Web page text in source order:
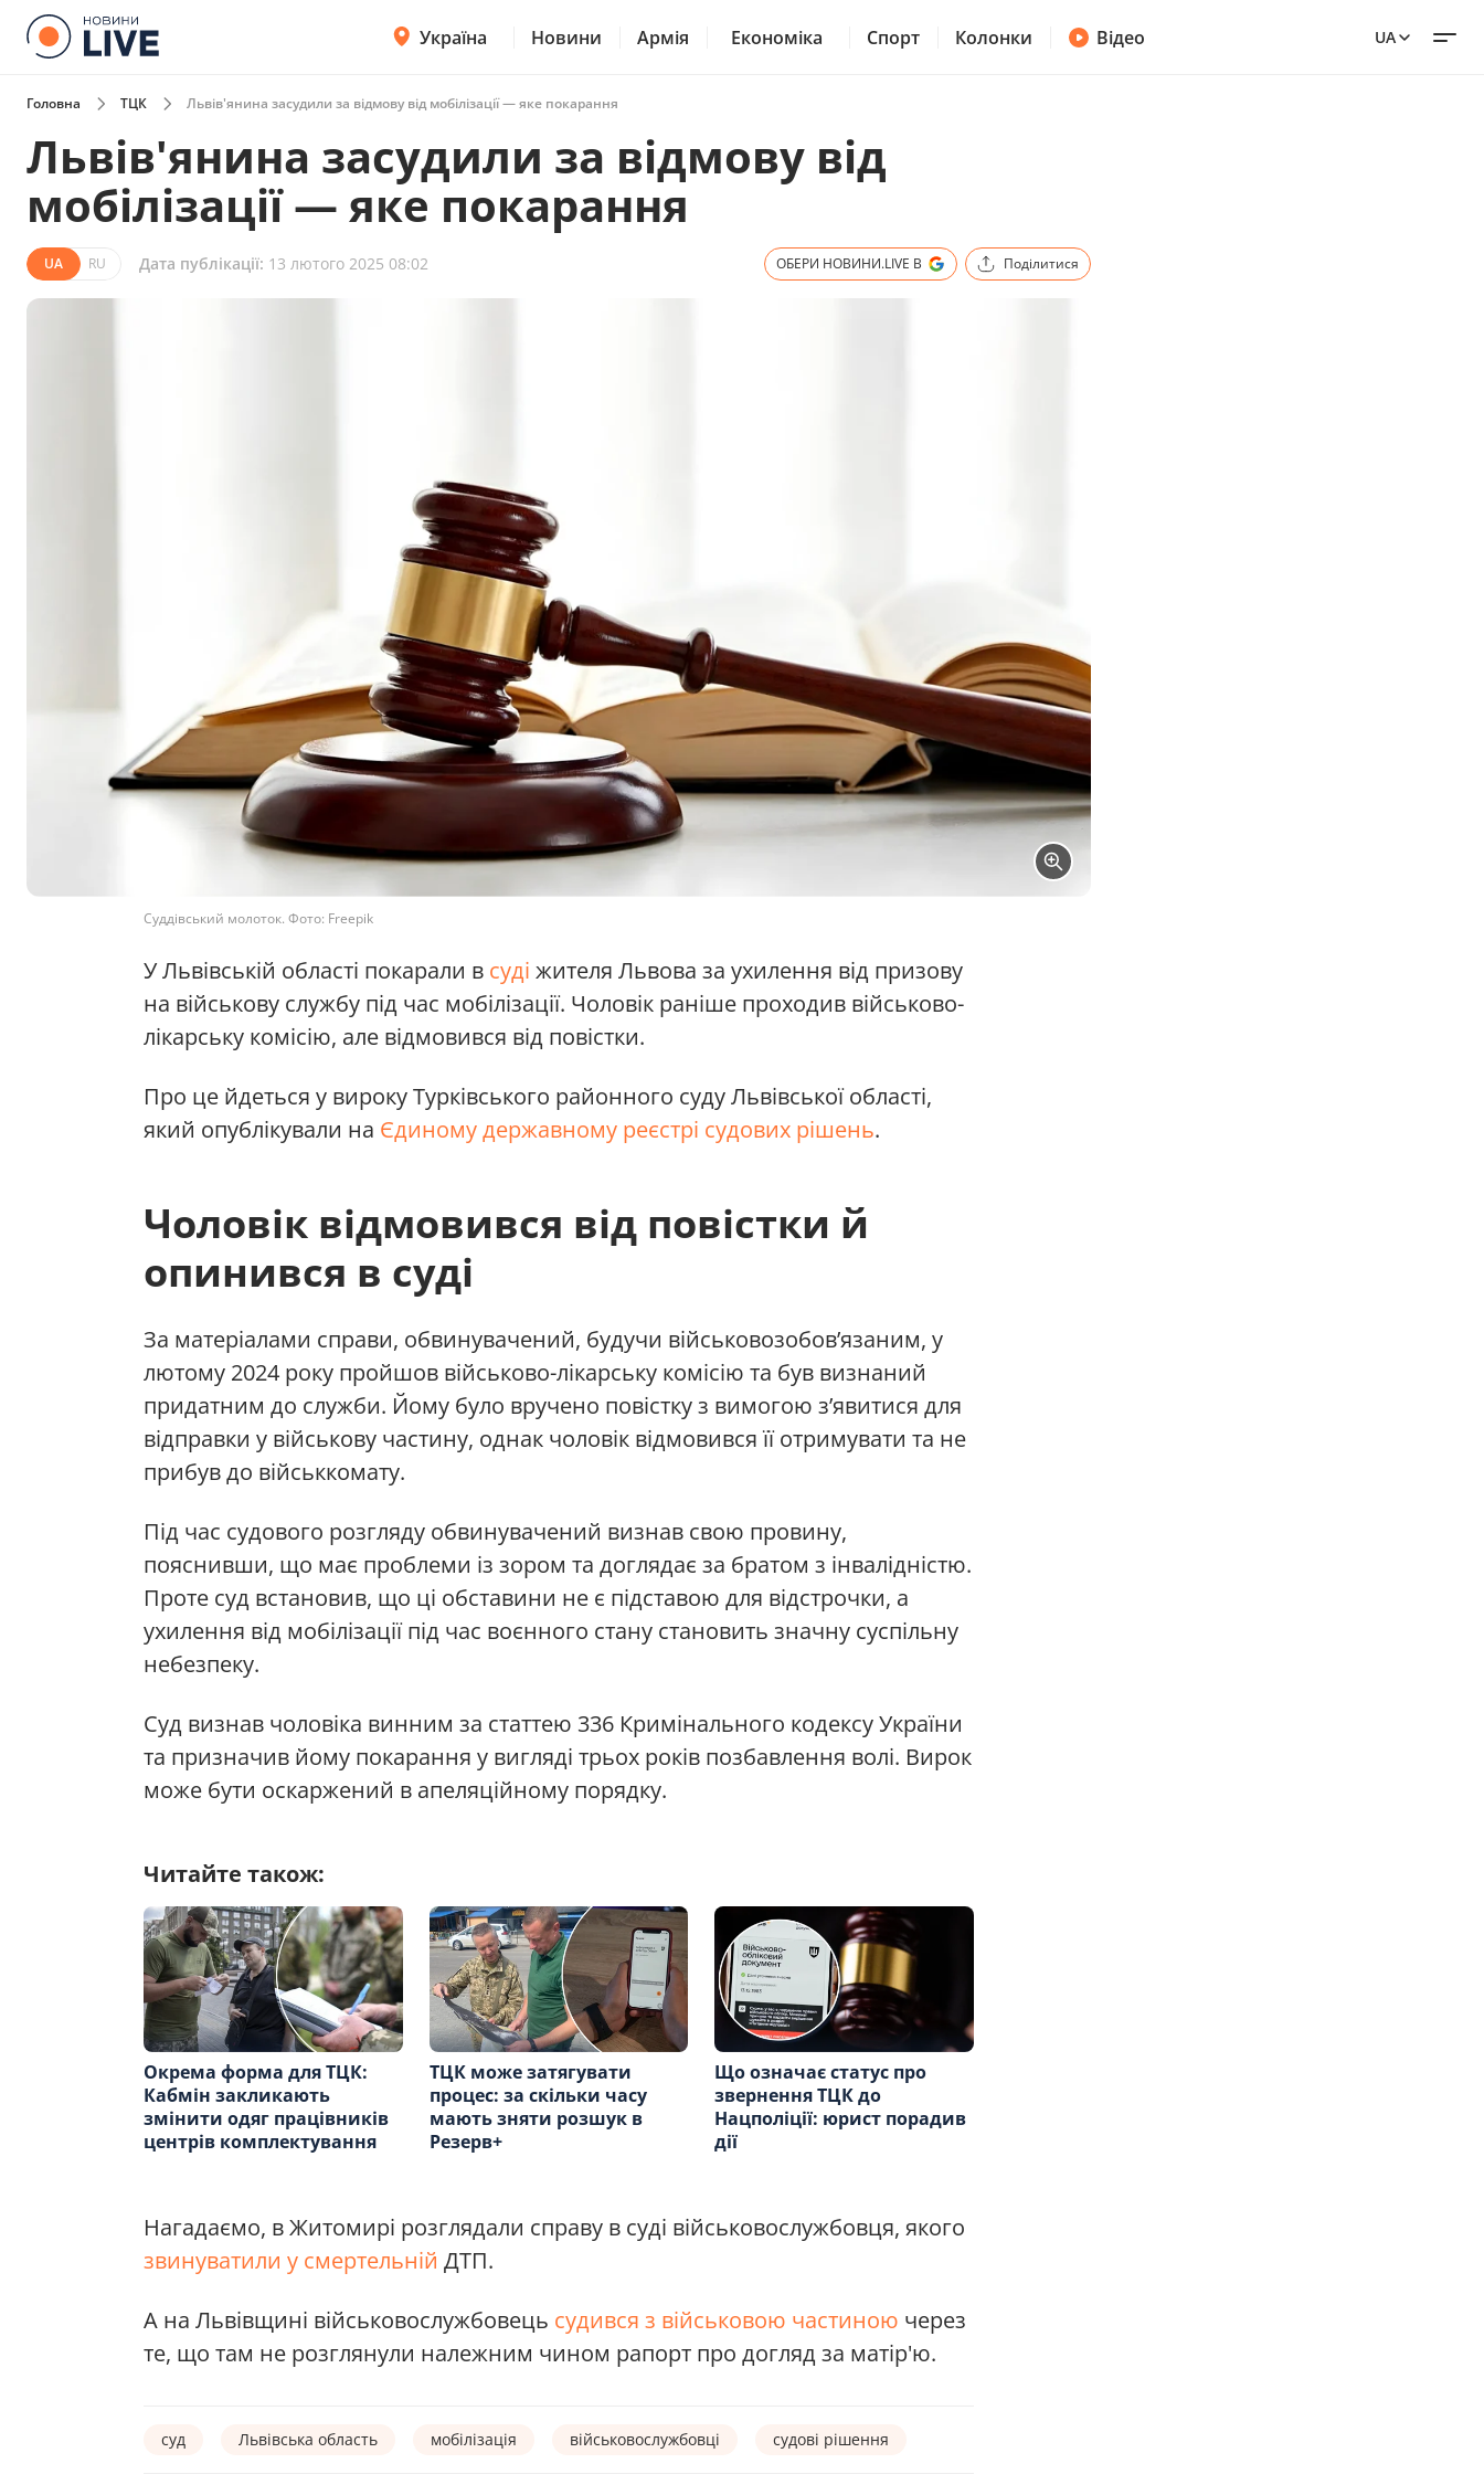
Україна Новини Армія Економіка Спорт Колонки Відео UA
Головна ТЦК Львів'янина засудили за відмову від мобілізації — яке покарання
Львів'янина засудили за відмову від
мобілізації — яке покарання
UA RU Дата публікації: 13 лютого 2025 08:02 ОБЕРИ НОВИНИ.LIVE В Поділитися
Суддівський молоток. Фото: Freepik
У Львівській області покарали в суді жителя Львова за ухилення від призову
на військову службу під час мобілізації. Чоловік раніше проходив військово-
лікарську комісію, але відмовився від повістки.
Про це йдеться у вироку Турківського районного суду Львівської області,
який опублікували на Єдиному державному реєстрі судових рішень.
Чоловік відмовився від повістки й
опинився в суді
За матеріалами справи, обвинувачений, будучи військовозобов’язаним, у
лютому 2024 року пройшов військово-лікарську комісію та був визнаний
придатним до служби. Йому було вручено повістку з вимогою з’явитися для
відправки у військову частину, однак чоловік відмовився її отримувати та не
прибув до військкомату.
Під час судового розгляду обвинувачений визнав свою провину,
пояснивши, що має проблеми із зором та доглядає за братом з інвалідністю.
Проте суд встановив, що ці обставини не є підставою для відстрочки, а
ухилення від мобілізації під час воєнного стану становить значну суспільну
небезпеку.
Суд визнав чоловіка винним за статтею 336 Кримінального кодексу України
та призначив йому покарання у вигляді трьох років позбавлення волі. Вирок
може бути оскаржений в апеляційному порядку.
Читайте також:
Окрема форма для ТЦК:
Кабмін закликають
змінити одяг працівників
центрів комплектування
ТЦК може затягувати
процес: за скільки часу
мають зняти розшук в
Резерв+
Що означає статус про
звернення ТЦК до
Нацполіції: юрист порадив
дії
Нагадаємо, в Житомирі розглядали справу в суді військовослужбовця, якого
звинуватили у смертельній ДТП.
А на Львівщині військовослужбовець судився з військовою частиною через
те, що там не розглянули належним чином рапорт про догляд за матір'ю.
суд Львівська область мобілізація військовослужбовці судові рішення